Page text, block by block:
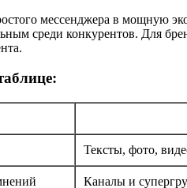
мессенджера в мощную
среди конкурентов. Для
Тексты, фото,
Каналы и